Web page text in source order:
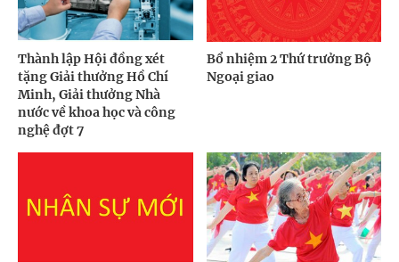
Thành lập Hội đồng xét
tặng Giải thưởng Hồ Chí
Minh, Giải thưởng Nhà
nước về khoa học và công
nghệ đợt 7
Bổ nhiệm 2 Thứ trưởng Bộ
Ngoại giao